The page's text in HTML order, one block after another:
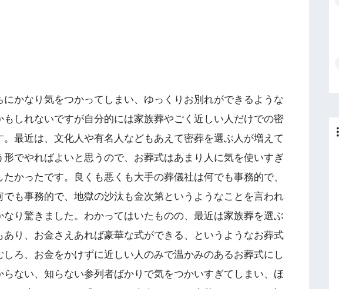
かなり気をつかってしまい、ゆっくりお別れができるような
しれないですが自分的には家族葬やごく近しい人だけでの密
最近は、文化人や有名人などもあえて密葬を選ぶ人が増えて
でやればよいと思うので、お葬式はあまり人に気を使いすぎ
かったです。良くも悪くも大手の葬儀社は何でも事務的で、
も事務的で、地獄の沙汰も金次第というようなことを言われ
り驚きました。わかってはいたものの、最近は家族葬を選ぶ
あり、お金さえあれば豪華な式ができる、というようなお葬式
ろ、お金をかけずに近しい人のみで温かみのあるお葬式にし
ない、知らない参列者ばかりで気をつかいすぎてしまい、ほ